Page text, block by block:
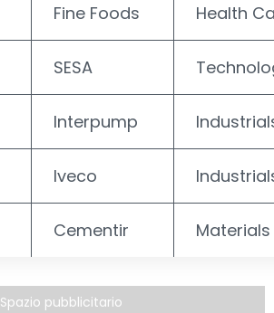
Fine Foods Health
SESA
Interpump
Iveco
Cementir Materials
Spazio pubblicitario